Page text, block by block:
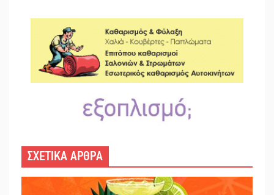
ΣΧΕΤΙΚΑ ΑΡΘΡΑ